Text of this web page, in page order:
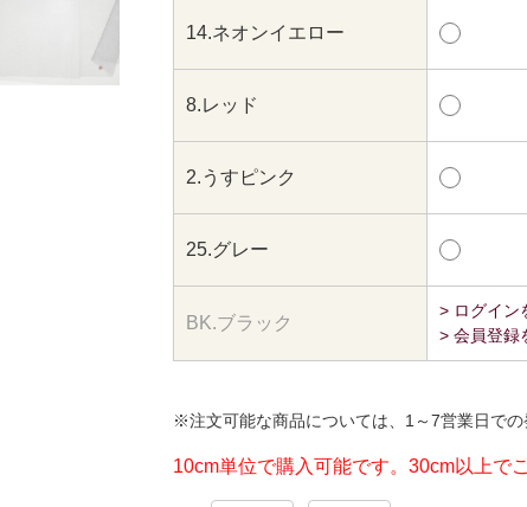
14.ネオンイエロー
8.レッド
2.うすピンク
25.グレー
BK.ブラック
> ログイン
> 会員登録
※注文可能な商品については、1～7営業日での
10cm単位で購入可能です。30cm以上で